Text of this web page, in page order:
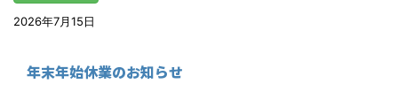
2026年7月15日
年末年始休業のお知らせ